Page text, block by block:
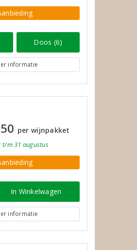
Doos (6)
informatie
per wijnpakket
t/m 31 augustus
In Winkelwagen
informatie